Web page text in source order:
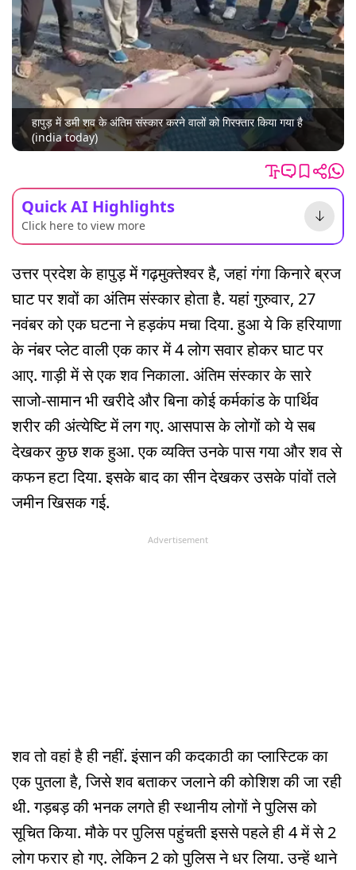
हापुड़ में डमी शव के अंतिम संस्कार करने वालों को गिरफ्तार किया गया है
(india today)
Quick AI Highlights
Click here to view more
उत्तर प्रदेश के हापुड़ में गढ़मुक्तेश्वर है, जहां गंगा किनारे ब्रज
घाट पर शवों का अंतिम संस्कार होता है. यहां गुरुवार, 27
नवंबर को एक घटना ने हड़कंप मचा दिया. हुआ ये कि हरियाणा
के नंबर प्लेट वाली एक कार में 4 लोग सवार होकर घाट पर
आए. गाड़ी में से एक शव निकाला. अंतिम संस्कार के सारे
साजो-सामान भी खरीदे और बिना कोई कर्मकांड के पार्थिव
शरीर की अंत्येष्टि में लग गए. आसपास के लोगों को ये सब
देखकर कुछ शक हुआ. एक व्यक्ति उनके पास गया और शव से
कफन हटा दिया. इसके बाद का सीन देखकर उसके पांवों तले
जमीन खिसक गई.
Advertisement
शव तो वहां है ही नहीं. इंसान की कदकाठी का प्लास्टिक का
एक पुतला है, जिसे शव बताकर जलाने की कोशिश की जा रही
थी. गड़बड़ की भनक लगते ही स्थानीय लोगों ने पुलिस को
सूचित किया. मौके पर पुलिस पहुंचती इससे पहले ही 4 में से 2
लोग फरार हो गए. लेकिन 2 को पुलिस ने धर लिया. उन्हें थाने